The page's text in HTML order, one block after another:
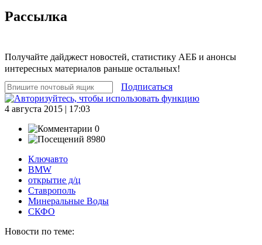
Рассылка
Получайте дайджест новостей, статистику АЕБ и анонсы
интересных материалов раньше остальных!
Подписаться
4 августа 2015 | 17:03
0
8980
Ключавто
BMW
открытие д/ц
Ставрополь
Минеральные Воды
СКФО
Новости по теме: